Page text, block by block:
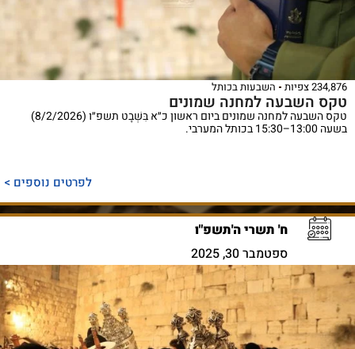
234,876 צפיות השבעות בכותל
טקס השבעה למחנה שמונים
טקס השבעה למחנה שמונים ביום ראשון כ״א בִּשְׁבָט תשפ״ו (8/2/2026)
בשעה 13:00–15:30 בכותל המערבי.
לפרטים נוספים >
ח' תשרי ה'תשפ"ו
ספטמבר 30, 2025